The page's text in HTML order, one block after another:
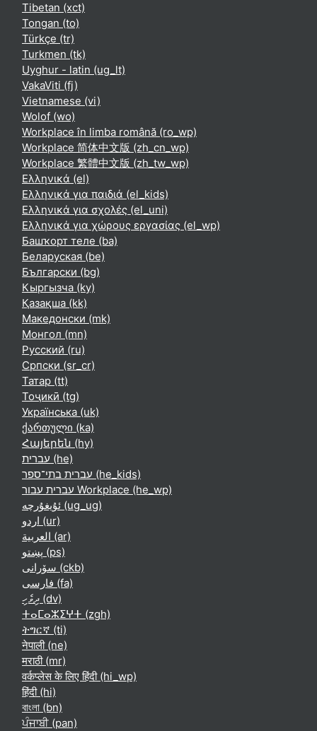
Tibetan ‎(xct)‎
Tongan ‎(to)‎
Türkçe ‎(tr)‎
Turkmen ‎(tk)‎
Uyghur - latin ‎(ug_lt)‎
VakaViti ‎(fj)‎
Vietnamese ‎(vi)‎
Wolof ‎(wo)‎
Workplace în limba română ‎(ro_wp)‎
Workplace 简体中文版 ‎(zh_cn_wp)‎
Workplace 繁體中文版 ‎(zh_tw_wp)‎
Ελληνικά ‎(el)‎
Ελληνικά για παιδιά ‎(el_kids)‎
Ελληνικά για σχολές ‎(el_uni)‎
Ελληνικά για χώρους εργασίας ‎(el_wp)‎
Башҡорт теле ‎(ba)‎
Беларуская ‎(be)‎
Български ‎(bg)‎
Кыргызча ‎(ky)‎
Қазақша ‎(kk)‎
Македонски ‎(mk)‎
Монгол ‎(mn)‎
Русский ‎(ru)‎
Српски ‎(sr_cr)‎
Татар ‎(tt)‎
Тоҷикӣ ‎(tg)‎
Українська ‎(uk)‎
ქართული ‎(ka)‎
Հայերեն ‎(hy)‎
עברית ‎(he)‎
עברית בתי־ספר ‎(he_kids)‎
עברית עבור Workplace ‎(he_wp)‎
ئۇيغۇرچە ‎(ug_ug)‎
اردو ‎(ur)‎
العربية ‎(ar)‎
پښتو ‎(ps)‎
سۆرانی ‎(ckb)‎
فارسی ‎(fa)‎
ދިވެހި ‎(dv)‎
ⵜⴰⵎⴰⵣⵉⵖⵜ ‎(zgh)‎
ትግርኛ ‎(ti)‎
नेपाली ‎(ne)‎
मराठी ‎(mr)‎
वर्कप्लेस के लिए हिंदी ‎(hi_wp)‎
हिंदी ‎(hi)‎
বাংলা ‎(bn)‎
ਪੰਜਾਬੀ ‎(pan)‎